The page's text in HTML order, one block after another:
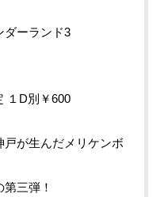
ダーランド3
１D別￥600
が生んだメリケンボ
三弾！